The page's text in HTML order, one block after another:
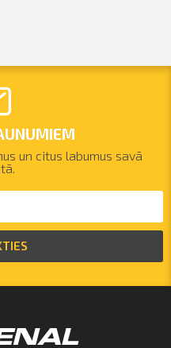
un citus labumus savā